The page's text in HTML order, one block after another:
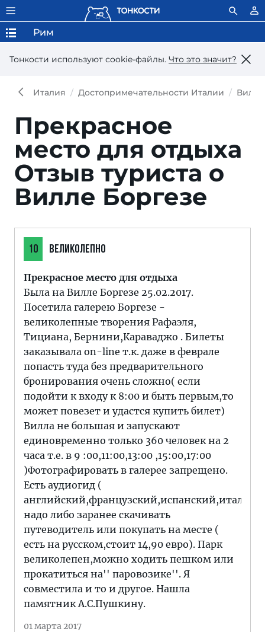
Тонкости используют сookie-файлы. Что это значит?
Рим
Италия Достопримечательности Италии
Прекрасное
место для отдыха
Отзыв туриста о
Вилле Боргезе
10 ВЕЛИКОЛЕПНО
Прекрасное место для отдыха
Была на Вилле Боргезе 25.02.2017.
Посетила галерею Боргезе -
великолепные творения Рафаэля,
Тициана, Бернини,Караваджо . Билеты
заказывала on-line т.к. даже в феврале
попасть туда без предварительного
бронирования очень сложно( если
подойти к входу к 8:00 и быть первым,то
может повезет и удастся купить билет)
Вилла не большая и запускают
единовременно только 360 человек на 2
часа т.е. в 9 :00,11:00,13:00 ,15:00,17:00
)Фотографировать в галерее запрещено.
Есть аудиогид (
надо либо заранее скачивать
путеводитель или покупать на месте (
есть на русском,стоит 14,90 евро). Парк
великолепен,можно ходить пешком или
прокатиться на'' паровозике''. Я
совместила и то и другое. Нашла
памятник А.С.Пушкину.
01 марта 2017